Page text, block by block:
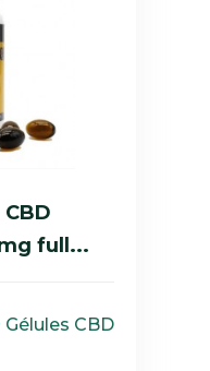
full...
Gélules CBD